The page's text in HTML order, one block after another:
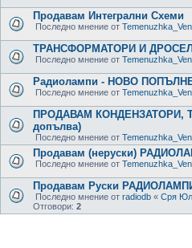
Продавам Интегрални Схеми
Последно мнение от
ТРАНСФОРМАТОРИ И
Последно мнение от
Радиолампи - НОВО
Последно мнение от
ПРОДАВАМ КОНДЕНЗАТОРИ,
допълва)
Последно мнение от
Продавам (неруски)
Последно мнение от
Продавам Руски
Последно мнение от radiodb « Сря
Отговори: 2